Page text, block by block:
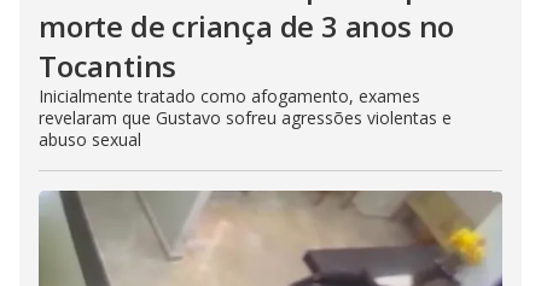
morte de criança de 3 anos no
Tocantins
Inicialmente tratado como afogamento, exames
revelaram que Gustavo sofreu agressões violentas e
abuso sexual